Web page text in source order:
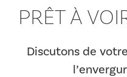
PRÊT À
Discutons de